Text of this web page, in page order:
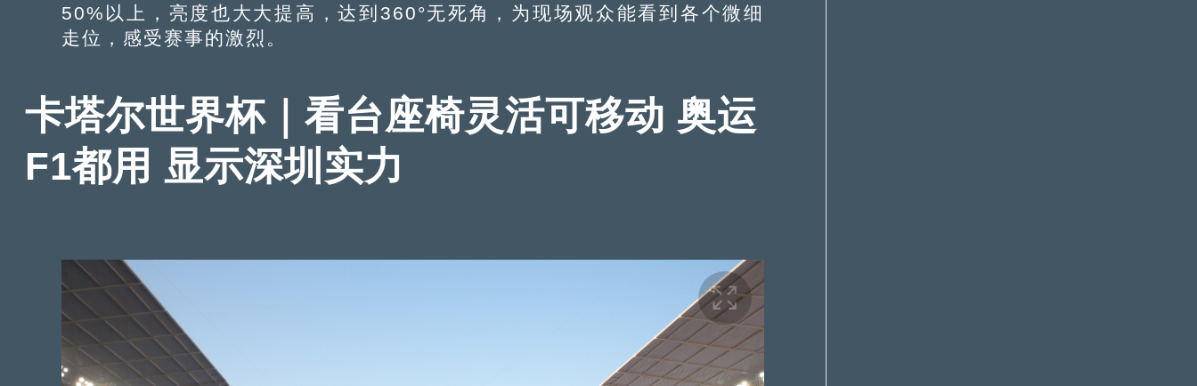
50%以上，亮度也大大提高，达到360°无死角，为现场观众能看到各个微细
走位，感受赛事的激烈。
卡塔尔世界杯｜看台座椅灵活可移动 奥运
F1都用 显示深圳实力